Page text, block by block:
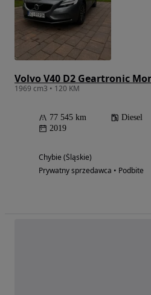
Volvo V40 D2 Geartronic
1969 cm3 • 120 KM
77 545 km Diesel
2019
Chybie (Śląskie)
Prywatny sprzedawca • Podbite